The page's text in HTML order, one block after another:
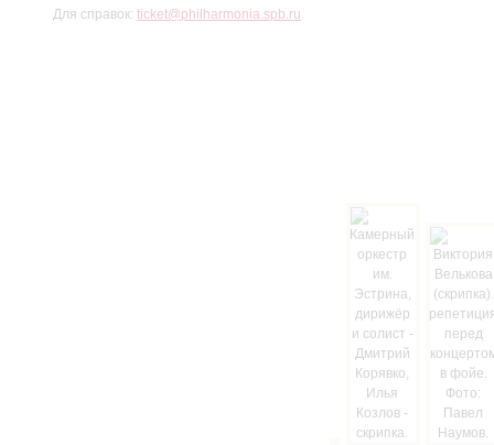
Для справок: ticket@philharmonia.spb.ru